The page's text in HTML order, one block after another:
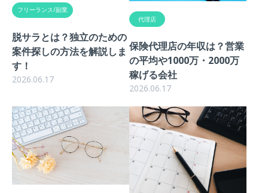
フリーランス/副業
脱サラとは？独立のための
案件探しの方法を解説しま
す！
2026.06.17
代理店
保険代理店の年収は？営業
の平均や1000万・2000万
稼げる会社
2026.06.17